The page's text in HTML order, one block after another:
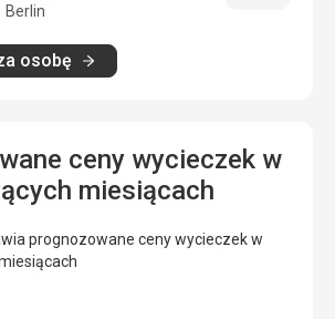
Berlin
osobę
ceny wycieczek w
miesiącach
prognozowane ceny wycieczek w